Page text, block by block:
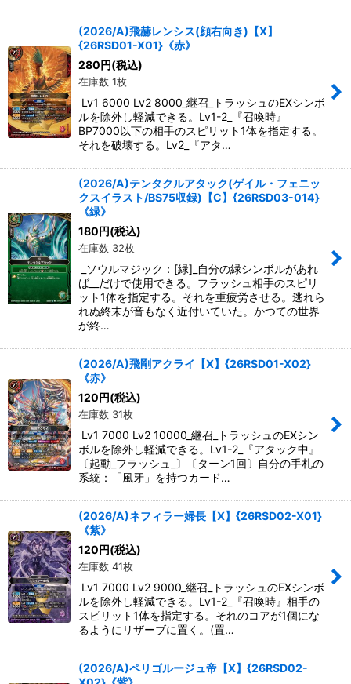
(2026/A)飛赫レンシス(顔右向き)【X】
{26RSD01-X01}《赤》
280円(税込)
在庫数 1枚
Lv1 6000 Lv2 8000_継召_トラッシュのEXシンボ
ルを除外し軽減できる。Lv1-2_『召喚時』
BP7000以下の相手のスピリット1体を指定する。
それを破壊する。Lv2_『アタ…
(2026/A)テンタクルアタック(ゲイル・フェニッ
クスイラスト/BS75収録)【C】{26RSD03-014}
《緑》
180円(税込)
在庫数 32枚
_ソウルマジック：[緑]_自分の緑シンボルがあれ
ば__だけで使用できる。フラッシュ相手のスピリ
ット1体を指定する。それを重疲労させる。逃れら
れぬ終末が音もなく近付いていた。かつての世界
が終…
(2026/A)飛剛アクライ【X】{26RSD01-X02}
《赤》
120円(税込)
在庫数 31枚
Lv1 7000 Lv2 10000_継召_トラッシュのEXシン
ボルを除外し軽減できる。Lv1-2_『アタック中』
〔起動_フラッシュ_〕〔ターン1回〕自分の手札の
系統：「風牙」を持つカード…
(2026/A)ネフィラー婦長【X】{26RSD02-X01}
《紫》
120円(税込)
在庫数 41枚
Lv1 7000 Lv2 9000_継召_トラッシュのEXシンボ
ルを除外し軽減できる。Lv1-2_『召喚時』相手の
スピリット1体を指定する。それのコアが1個にな
るようにリザーブに置く。(置…
(2026/A)ペリゴルージュ帝【X】{26RSD02-